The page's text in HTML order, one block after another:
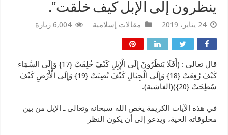
ينظرون إلى الإبل كيف خلقت”.
24 يناير، 2019 مقالات إسلامية 6,004 زيارة
قال تعالى : (أَفَلَا يَنظُرُونَ إِلَى الْإِبِلِ كَيْفَ خُلِقَتْ {17} وَإِلَى السَّمَاء
كَيْفَ رُفِعَتْ {18} وَإِلَى الْجِبَالِ كَيْفَ نُصِبَتْ {19} وَإِلَى الْأَرْضِ كَيْفَ
سُطِحَتْ {20})(الغاشية).
في هذه الآيات الكريمة يخص الله سبحانه وتعالى ـ الإبل من بين
مخلوقاته الحية، ويدعو إلى أن يكون النظر